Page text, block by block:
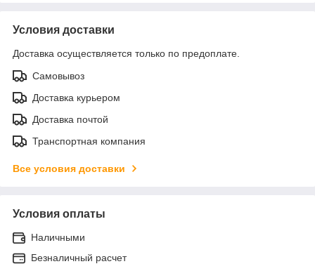
Условия доставки
Доставка осуществляется только по предоплате.
Самовывоз
Доставка курьером
Доставка почтой
Транспортная компания
Все условия доставки
Условия оплаты
Наличными
Безналичный расчет